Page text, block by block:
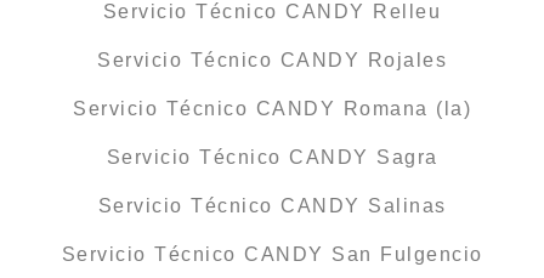
Servicio Técnico CANDY Relleu
Servicio Técnico CANDY Rojales
Servicio Técnico CANDY Romana (la)
Servicio Técnico CANDY Sagra
Servicio Técnico CANDY Salinas
Servicio Técnico CANDY San Fulgencio